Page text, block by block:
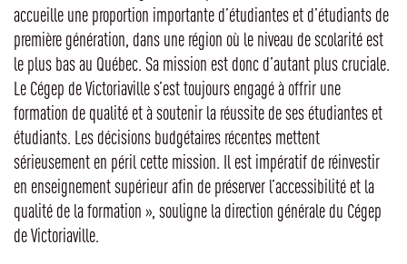
accueille une proportion importante d’étudiantes et d’étudiants de
première génération, dans une région où le niveau de scolarité est
le plus bas au Québec. Sa mission est donc d’autant plus cruciale.
Le Cégep de Victoriaville s’est toujours engagé à offrir une
formation de qualité et à soutenir la réussite de ses étudiantes et
étudiants. Les décisions budgétaires récentes mettent
sérieusement en péril cette mission. Il est impératif de réinvestir
en enseignement supérieur afin de préserver l’accessibilité et la
qualité de la formation », souligne la direction générale du Cégep
de Victoriaville.